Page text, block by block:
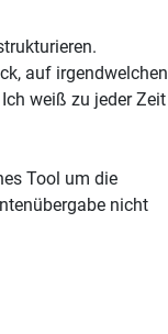
auf irgendwelchen
weiß zu jeder Zeit
Tool um die
nicht